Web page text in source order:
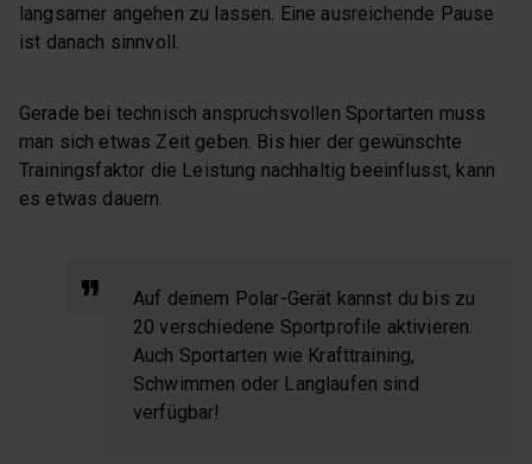
langsamer angehen zu lassen. Eine ausreichende Pause
ist danach sinnvoll.
Gerade bei technisch anspruchsvollen Sportarten muss
man sich etwas Zeit geben. Bis hier der gewünschte
Trainingsfaktor die Leistung nachhaltig beeinflusst, kann
es etwas dauern.
Auf deinem Polar-Gerät kannst du bis zu
20 verschiedene Sportprofile aktivieren.
Auch Sportarten wie Krafttraining,
Schwimmen oder Langlaufen sind
verfügbar!